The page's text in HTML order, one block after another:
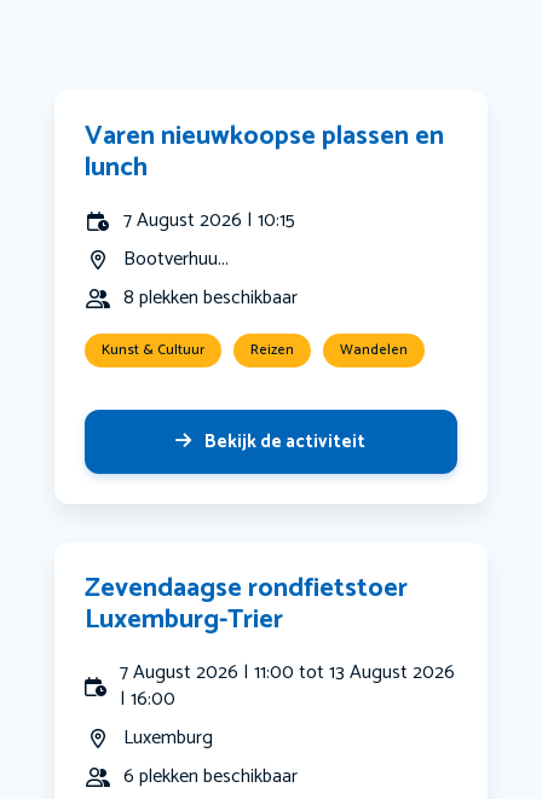
Varen nieuwkoopse plassen en
lunch
7 August 2026 | 10:15
Bootverhuu...
8 plekken beschikbaar
Kunst & Cultuur Reizen Wandelen
Bekijk de activiteit
Zevendaagse rondfietstoer
Luxemburg-Trier
7 August 2026 | 11:00 tot 13 August 2026
| 16:00
Luxemburg
6 plekken beschikbaar